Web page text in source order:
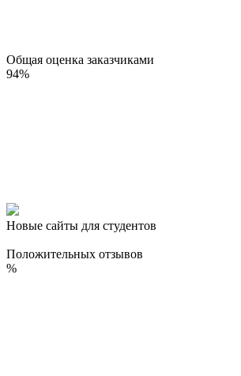
Общая оценка заказчиками
94%
Новые сайты для студентов
Положительных отзывов
%